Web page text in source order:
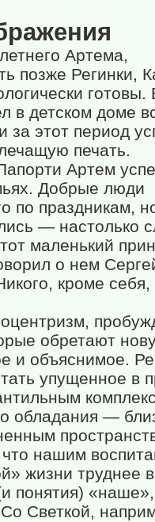
Артема,
позже Регинки,
готовы.
в детском доме
за этот период
печать.
Артем
Добрые люди
по праздникам,
— настолько
маленький
о нем
кроме себя,
обретают
и объяснимое.
упущенное в
обладания —
нашим
жизни труднее
понятия)
Светкой,